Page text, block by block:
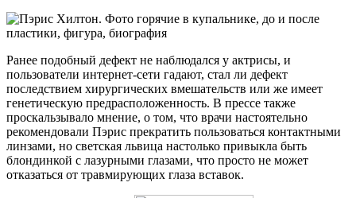
Ранее подобный дефект не наблюдался у актрисы, и
пользователи интернет-сети гадают, стал ли дефект
последствием хирургических вмешательств или же имеет
генетическую предрасположенность. В прессе также
проскальзывало мнение, о том, что врачи настоятельно
рекомендовали Пэрис прекратить пользоваться контактными
линзами, но светская львица настолько привыкла быть
блондинкой с лазурными глазами, что просто не может
отказаться от травмирующих глаза вставок.